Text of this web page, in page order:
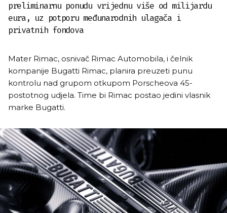
preliminarnu ponudu vrijednu više od milijardu
eura, uz potporu međunarodnih ulagača i
privatnih fondova
Mater Rimac, osnivač Rimac Automobila, i čelnik
kompanije Bugatti Rimac, planira preuzeti punu
kontrolu nad grupom otkupom Porscheova 45-
postotnog udjela. Time bi Rimac postao jedini vlasnik
marke Bugatti.